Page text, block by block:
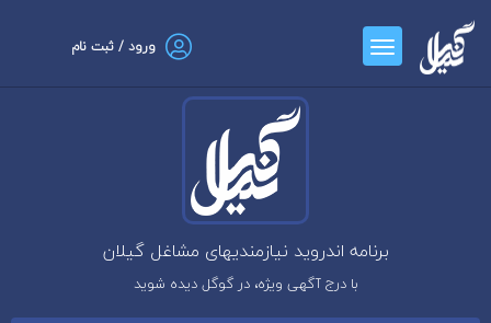
ورود / ثبت نام
برنامه اندروید نیازمندیهای مشاغل گیلان
با درج آگهی ویژه، در گوگل دیده شوید